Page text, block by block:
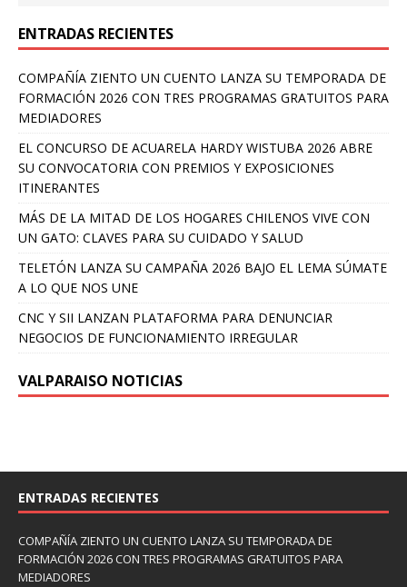
ENTRADAS RECIENTES
COMPAÑÍA ZIENTO UN CUENTO LANZA SU TEMPORADA DE
FORMACIÓN 2026 CON TRES PROGRAMAS GRATUITOS PARA
MEDIADORES
EL CONCURSO DE ACUARELA HARDY WISTUBA 2026 ABRE
SU CONVOCATORIA CON PREMIOS Y EXPOSICIONES
ITINERANTES
MÁS DE LA MITAD DE LOS HOGARES CHILENOS VIVE CON
UN GATO: CLAVES PARA SU CUIDADO Y SALUD
TELETÓN LANZA SU CAMPAÑA 2026 BAJO EL LEMA SÚMATE
A LO QUE NOS UNE
CNC Y SII LANZAN PLATAFORMA PARA DENUNCIAR
NEGOCIOS DE FUNCIONAMIENTO IRREGULAR
VALPARAISO NOTICIAS
ENTRADAS RECIENTES
COMPAÑÍA ZIENTO UN CUENTO LANZA SU TEMPORADA DE
FORMACIÓN 2026 CON TRES PROGRAMAS GRATUITOS PARA
MEDIADORES